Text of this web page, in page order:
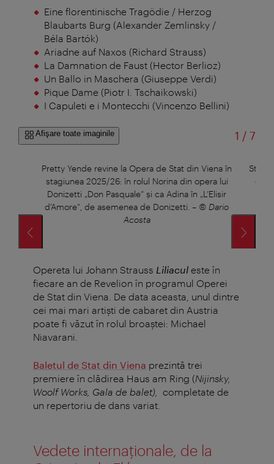
Eine florentinische Tragödie / Herzog
Blaubarts Burg (Alexander Zemlinsky /
Béla Bartók)
Ariadne auf Naxos (Richard Strauss)
La Damnation de Faust (Hector Berlioz)
Un Ballo in Maschera (Giuseppe Verdi)
Pique Dame (Piotr I. Tschaikowski)
I Capuleti e i Montecchi (Vincenzo Bellini)
Afişare toate imaginile 1 /din
7
Pretty Yende revine la Opera de Stat din Viena în
stagiunea 2025/26: în rolul Norina din opera lui
Donizetti „Don Pasquale” și ca Adina în „L’Elisir
d’Amore”, de asemenea de Donizetti. – © Dario
Acosta
Starul
Opereta lui Johann Strauss Liliacul este în
fiecare an de Revelion în programul Operei
de Stat din Viena. De data aceasta, unul dintre
cei mai mari artiști de cabaret din Austria
poate fi văzut în rolul broaștei: Michael
Niavarani.
Baletul de Stat din Viena prezintă trei
premiere în clădirea Haus am Ring (Nijinsky,
Woolf Works, Gala de balet), completate de
un repertoriu de dans variat.
Vedete internaționale, de la